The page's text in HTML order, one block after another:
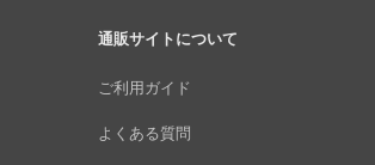
通販サイトについて
ご利用ガイド
よくある質問